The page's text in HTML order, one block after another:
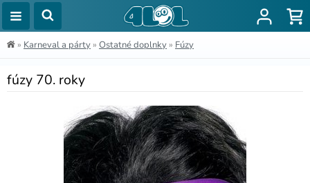
» Karneval a párty » Ostatné doplnky » Fúzy
fúzy 70. roky